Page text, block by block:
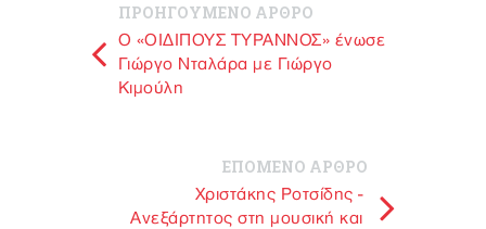
ΠΡΟΗΓΟΥΜΕΝΟ ΑΡΘΡΟ
O «ΟΙΔΙΠΟΥΣ ΤΥΡΑΝΝΟΣ» ένωσε
Γιώργο Νταλάρα με Γιώργο
Κιμούλη
ΕΠΟΜΕΝΟ ΑΡΘΡΟ
Χριστάκης Ροτσίδης -
Ανεξάρτητος στη μουσική και